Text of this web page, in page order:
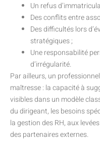
Un refus
Des conflits entre
Des difficultés lors
stratégiques ;
Une responsabilité
d’irrégularité.
Par ailleurs, un
maîtresse : la capacité à
visibles dans un modèle
du dirigeant, les besoins
la gestion des RH, aux
des partenaires externes.